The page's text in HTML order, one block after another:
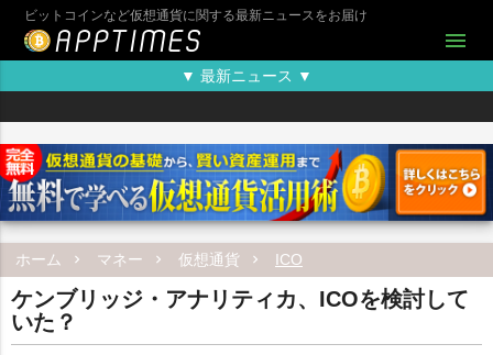
ビットコインなど仮想通貨に関する最新ニュースをお届け
menu
▼ 最新ニュース ▼
ホーム マネー 仮想通貨 ICO
ケンブリッジ・アナリティカ、ICOを検討して
いた？